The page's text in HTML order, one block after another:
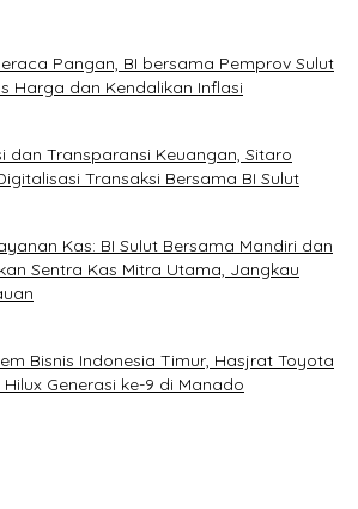
Pangan, BI bersama Pemprov Sulut
Harga dan Kendalikan Inflasi
dan Transparansi Keuangan, Sitaro
Transaksi Bersama BI Sulut
Kas: BI Sulut Bersama Mandiri dan
Sentra Kas Mitra Utama, Jangkau
Bisnis Indonesia Timur, Hasjrat Toyota
Generasi ke-9 di Manado